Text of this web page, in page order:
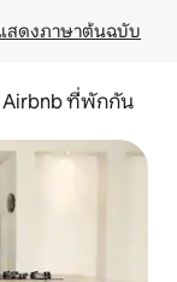
สดงภาษาต้นฉบับ
Airbnb ที่พักกัน